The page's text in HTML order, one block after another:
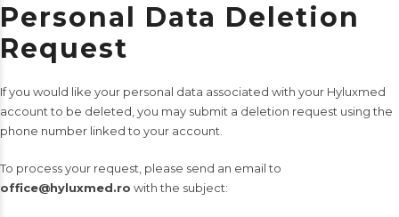
Personal Data Deletion
Request
If you would like your personal data associated with your Hyluxmed
account to be deleted, you may submit a deletion request using the
phone number linked to your account.
To process your request, please send an email to
office@hyluxmed.ro with the subject: